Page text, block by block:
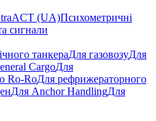
ACT (UA)Психометричні
сигнали
танкераДля газовозуДля
CargoДля
Ro-RoДля рефрижераторного
Для Anchor HandlingДля